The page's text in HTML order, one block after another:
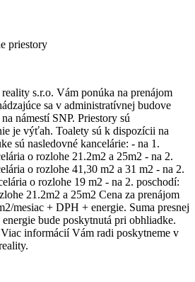
priestory
s.r.o. Vám ponúka na prenájom
sa v administratívnej budove
námestí SNP. Priestory sú
je výťah. Toalety sú k dispozícii na
sú nasledovné kancelárie: - na 1.
o rozlohe 21.2m2 a 25m2 - na 2.
o rozlohe 41,30 m2 a 31 m2 - na 2.
o rozlohe 19 m2 - na 2. poschodí:
21.2m2 a 25m2 Cena za prenájom
mesiac + DPH + energie. Suma presnej
bude poskytnutá pri obhliadke.
informácií Vám radi poskytneme v